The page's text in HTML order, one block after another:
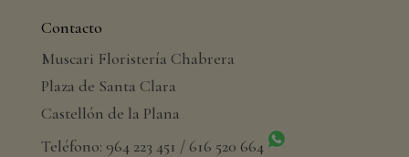
Contacto
Muscari Floristería Chabrera
Plaza de Santa Clara
Castellón de la Plana
Teléfono: 964 223 451 / 616 520 664